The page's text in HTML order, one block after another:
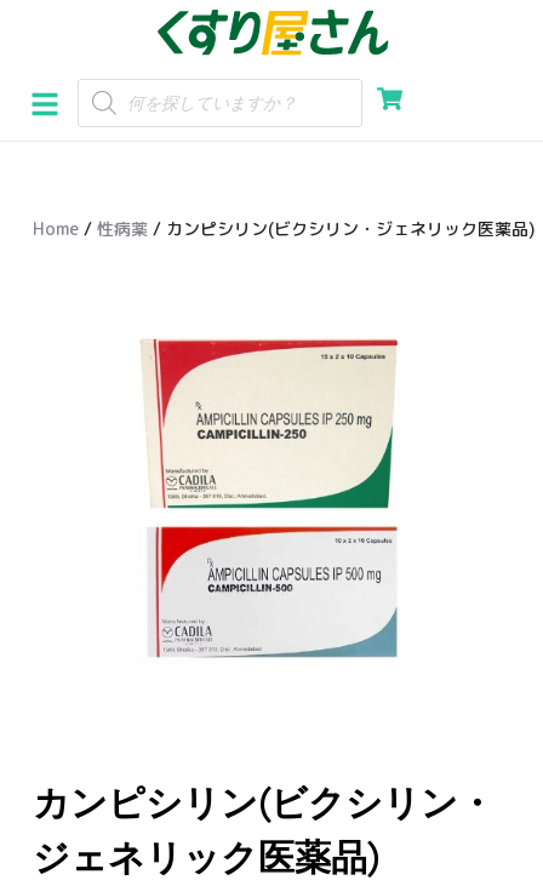
ン
テ
スHome / 性病薬 / カンピシリン(ビクシリン・ジェネリック医薬品)
カンピシリン(ビクシリン・
ジェネリック医薬品)